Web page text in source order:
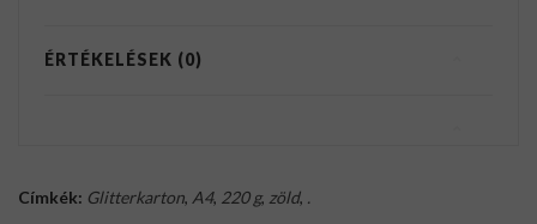
ÉRTÉKELÉSEK (0)
Címkék: Glitterkarton, A4, 220 g, zöld, .